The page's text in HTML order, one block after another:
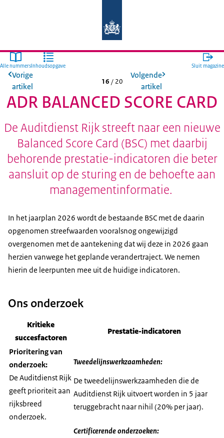
Alle nummers Inhoudsopgave Sluit magazine
Vorige
artikel
16 / 20
Volgende
artikel
ADR BALANCED SCORE CARD
De Auditdienst Rijk streeft naar een nieuwe
Balanced Score Card (BSC) met daarbij
behorende prestatie-indicatoren die beter
aansluit op de sturing en de behoefte aan
managementinformatie.
In het jaarplan 2026 wordt de bestaande BSC met de daarin
opgenomen streefwaarden vooralsnog ongewijzigd
overgenomen met de aantekening dat wij deze in 2026 gaan
herzien vanwege het geplande verandertraject. We nemen
hierin de leerpunten mee uit de huidige indicatoren.
Ons onderzoek
Kritieke
succesfactoren
Prestatie-indicatoren
Prioritering van
onderzoek:
De Auditdienst Rijk
geeft prioriteit aan
rijksbreed
onderzoek.
Tweedelijnswerkzaamheden:
De tweedelijnswerkzaamheden die de
Auditdienst Rijk uitvoert worden in 5 jaar
teruggebracht naar nihil (20% per jaar).
Certificerende onderzoeken: